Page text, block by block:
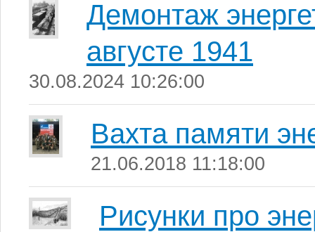
Демонтаж
августе 1941
30.08.2024 10:26:00
Вахта памяти
21.06.2018 11:18:00
Рисунки про